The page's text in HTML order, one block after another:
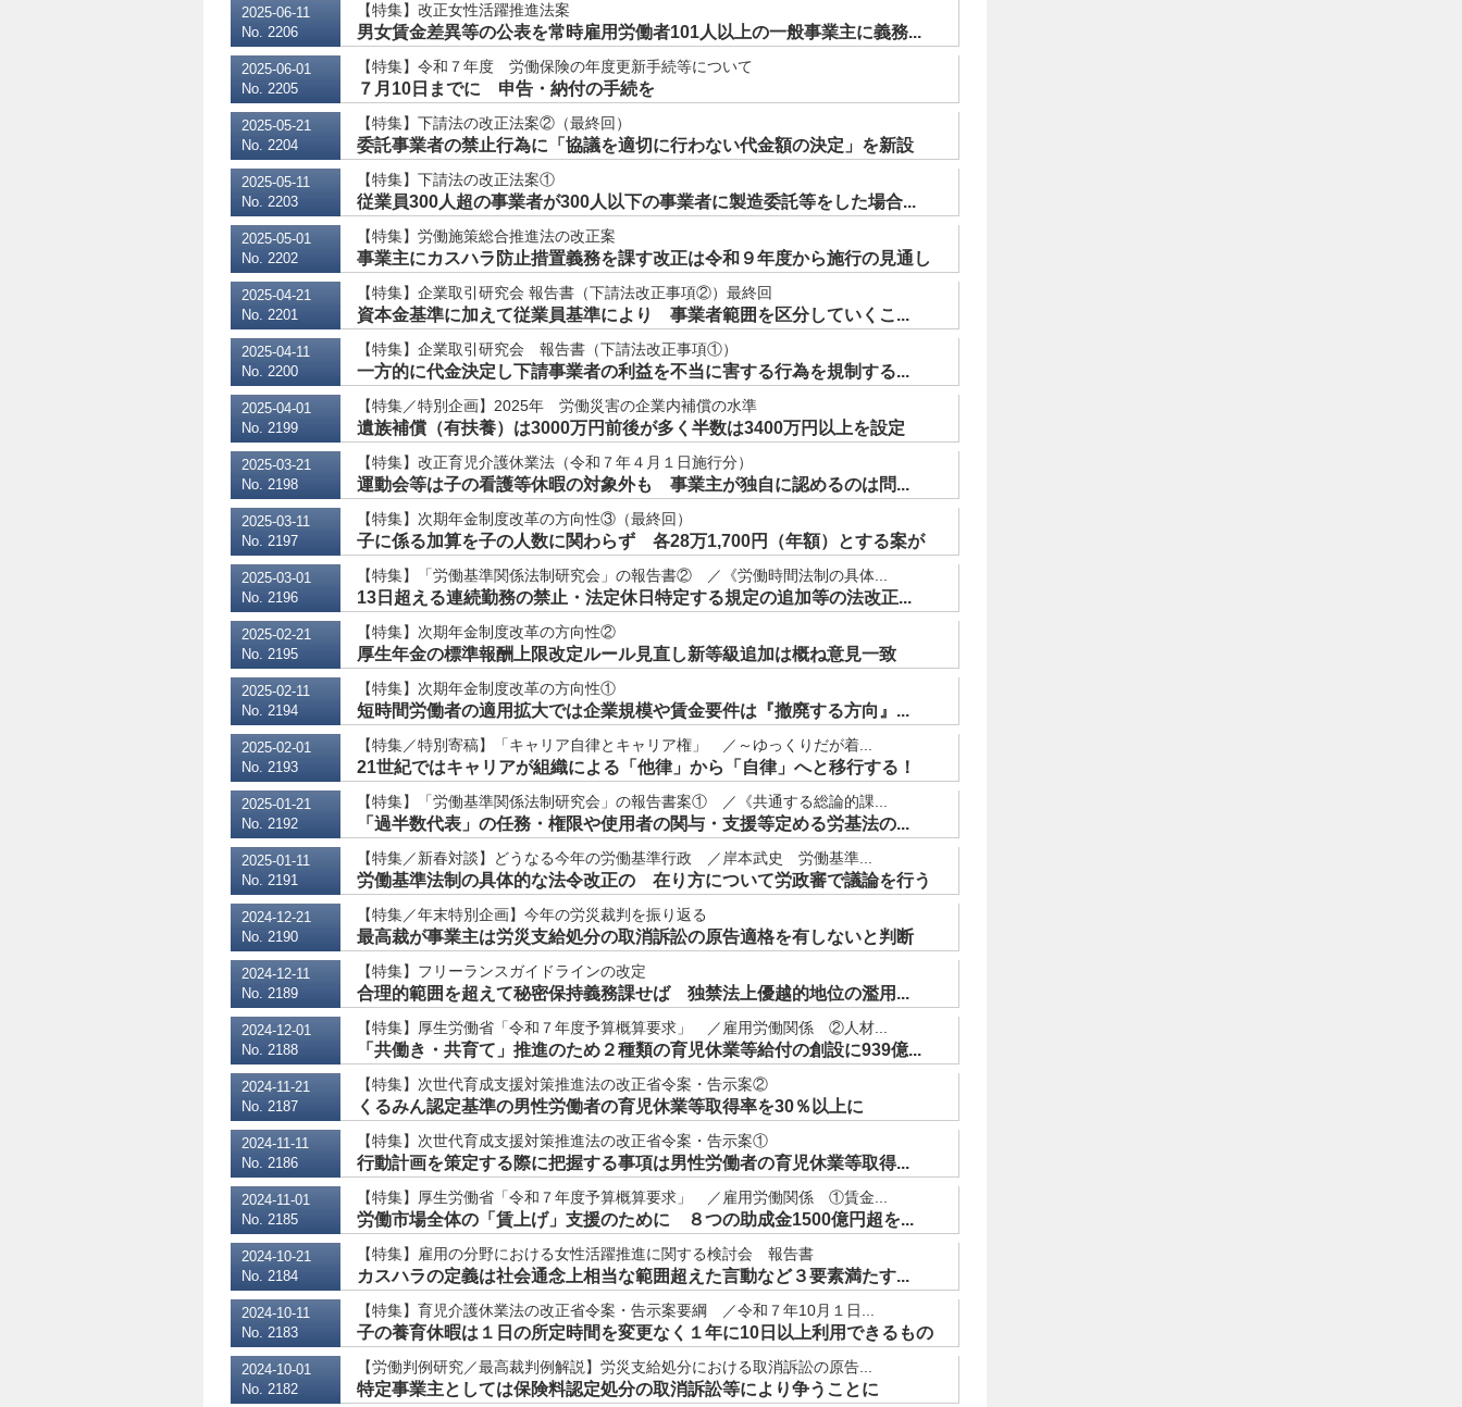
2025-06-11
No. 2206
【特集】改正女性活躍推進法案
男女賃金差異等の公表を常時雇用労働者101人以上の一般事業主に義務...
2025-06-01
No. 2205
【特集】令和７年度 労働保険の年度更新手続等について
７月10日までに 申告・納付の手続を
2025-05-21
No. 2204
【特集】下請法の改正法案②（最終回）
委託事業者の禁止行為に「協議を適切に行わない代金額の決定」を新設
2025-05-11
No. 2203
【特集】下請法の改正法案①
従業員300人超の事業者が300人以下の事業者に製造委託等をした場合...
2025-05-01
No. 2202
【特集】労働施策総合推進法の改正案
事業主にカスハラ防止措置義務を課す改正は令和９年度から施行の見通し
2025-04-21
No. 2201
【特集】企業取引研究会 報告書（下請法改正事項②）最終回
資本金基準に加えて従業員基準により 事業者範囲を区分していくこ...
2025-04-11
No. 2200
【特集】企業取引研究会 報告書（下請法改正事項①）
一方的に代金決定し下請事業者の利益を不当に害する行為を規制する...
2025-04-01
No. 2199
【特集／特別企画】2025年 労働災害の企業内補償の水準
遺族補償（有扶養）は3000万円前後が多く半数は3400万円以上を設定
2025-03-21
No. 2198
【特集】改正育児介護休業法（令和７年４月１日施行分）
運動会等は子の看護等休暇の対象外も 事業主が独自に認めるのは問...
2025-03-11
No. 2197
【特集】次期年金制度改革の方向性③（最終回）
子に係る加算を子の人数に関わらず 各28万1,700円（年額）とする案が
2025-03-01
No. 2196
【特集】「労働基準関係法制研究会」の報告書② ／《労働時間法制の具体...
13日超える連続勤務の禁止・法定休日特定する規定の追加等の法改正...
2025-02-21
No. 2195
【特集】次期年金制度改革の方向性②
厚生年金の標準報酬上限改定ルール見直し新等級追加は概ね意見一致
2025-02-11
No. 2194
【特集】次期年金制度改革の方向性①
短時間労働者の適用拡大では企業規模や賃金要件は『撤廃する方向』...
2025-02-01
No. 2193
【特集／特別寄稿】「キャリア自律とキャリア権」 ／～ゆっくりだが着...
21世紀ではキャリアが組織による「他律」から「自律」へと移行する！
2025-01-21
No. 2192
【特集】「労働基準関係法制研究会」の報告書案① ／《共通する総論的課...
「過半数代表」の任務・権限や使用者の関与・支援等定める労基法の...
2025-01-11
No. 2191
【特集／新春対談】どうなる今年の労働基準行政 ／岸本武史 労働基準...
労働基準法制の具体的な法令改正の 在り方について労政審で議論を行う
2024-12-21
No. 2190
【特集／年末特別企画】今年の労災裁判を振り返る
最高裁が事業主は労災支給処分の取消訴訟の原告適格を有しないと判断
2024-12-11
No. 2189
【特集】フリーランスガイドラインの改定
合理的範囲を超えて秘密保持義務課せば 独禁法上優越的地位の濫用...
2024-12-01
No. 2188
【特集】厚生労働省「令和７年度予算概算要求」 ／雇用労働関係 ②人材...
「共働き・共育て」推進のため２種類の育児休業等給付の創設に939億...
2024-11-21
No. 2187
【特集】次世代育成支援対策推進法の改正省令案・告示案②
くるみん認定基準の男性労働者の育児休業等取得率を30％以上に
2024-11-11
No. 2186
【特集】次世代育成支援対策推進法の改正省令案・告示案①
行動計画を策定する際に把握する事項は男性労働者の育児休業等取得...
2024-11-01
No. 2185
【特集】厚生労働省「令和７年度予算概算要求」 ／雇用労働関係 ①賃金...
労働市場全体の「賃上げ」支援のために ８つの助成金1500億円超を...
2024-10-21
No. 2184
【特集】雇用の分野における女性活躍推進に関する検討会 報告書
カスハラの定義は社会通念上相当な範囲超えた言動など３要素満たす...
2024-10-11
No. 2183
【特集】育児介護休業法の改正省令案・告示案要綱 ／令和７年10月１日...
子の養育休暇は１日の所定時間を変更なく１年に10日以上利用できるもの
2024-10-01
No. 2182
【労働判例研究／最高裁判例解説】労災支給処分における取消訴訟の原告...
特定事業主としては保険料認定処分の取消訴訟等により争うことに